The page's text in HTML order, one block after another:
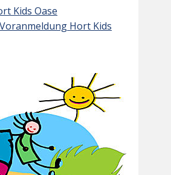
Kids Oase
Hort Kids